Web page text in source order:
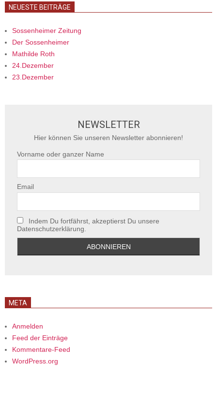
NEUESTE BEITRÄGE
Sossenheimer Zeitung
Der Sossenheimer
Mathilde Roth
24.Dezember
23.Dezember
NEWSLETTER
Hier können Sie unseren Newsletter abonnieren!
Vorname oder ganzer Name
Email
Indem Du fortfährst, akzeptierst Du unsere
Datenschutzerklärung.
META
Anmelden
Feed der Einträge
Kommentare-Feed
WordPress.org